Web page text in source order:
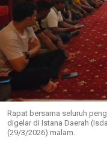
Rapat bersama seluruh
digelar di Istana Daerah
(29/3/2026) malam.